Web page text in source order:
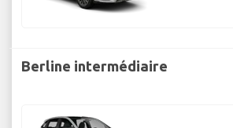
Berline intermédiaire